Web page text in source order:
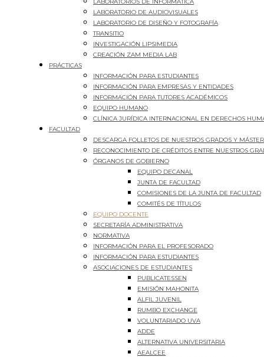
LABORATORIO DE AUDIOVISUALES
LABORATORIO DE DISEÑO Y FOTOGRAFÍA
TRANSITIO
INVESTIGACIÓN LIPSIMEDIA
CREACIÓN ZAM MEDIA LAB
PRÁCTICAS
INFORMACIÓN PARA ESTUDIANTES
INFORMACIÓN PARA EMPRESAS Y ENTIDADES
INFORMACIÓN PARA TUTORES ACADÉMICOS
EQUIPO HUMANO
CLÍNICA JURÍDICA INTERNACIONAL EN DERECHOS
FACULTAD
DESCARGA FOLLETOS DE NUESTROS GRADOS Y
RECONOCIMIENTO DE CRÉDITOS ENTRE NUESTROS
ÓRGANOS DE GOBIERNO
EQUIPO DECANAL
JUNTA DE FACULTAD
COMISIONES DE LA JUNTA DE FACULTAD
COMITÉS DE TÍTULOS
EQUIPO DOCENTE
SECRETARÍA ADMINISTRATIVA
NORMATIVA
INFORMACIÓN PARA EL PROFESORADO
INFORMACIÓN PARA ESTUDIANTES
ASOCIACIONES DE ESTUDIANTES
PUBLICATESSEN
EMISIÓN MAHONITA
ALFIL JUVENIL
RUMBO EXCHANGE
VOLUNTARIADO UVA
ADDE
ALTERNATIVA UNIVERSITARIA
AEALCEE